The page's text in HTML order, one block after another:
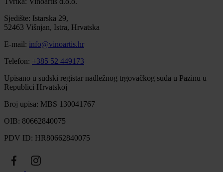
Sjedište: Istarska 29,
52463 Višnjan, Istra, Hrvatska
E-mail: info@vinoartis.hr
Telefon: +385 52 449173
Upisano u sudski registar nadležnog trgovačkog suda u Pazinu u
Republici Hrvatskoj
Broj upisa: MBS 130041767
OIB: 80662840075
PDV ID: HR80662840075